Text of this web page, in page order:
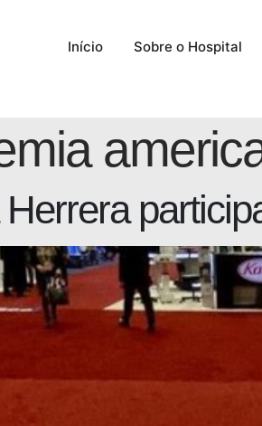
Início Sobre o Hospital